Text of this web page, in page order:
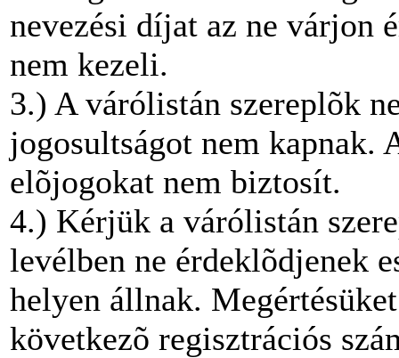
nevezési díjat az ne várjon
nem kezeli.
3.) A várólistán szereplõk
jogosultságot nem kapnak.
elõjogokat nem biztosít.
4.) Kérjük a várólistán
levélben ne érdeklõdjenek
helyen állnak.
következõ regisztrációs